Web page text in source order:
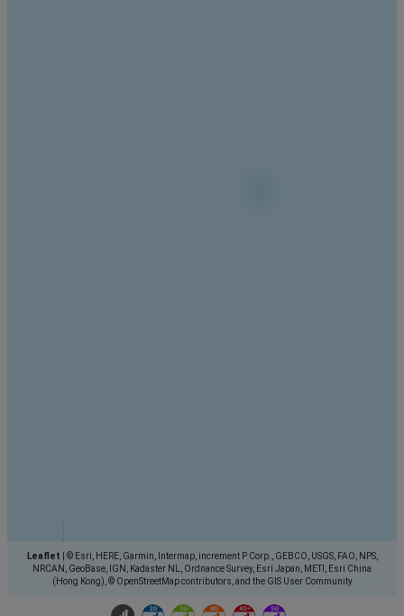
Leaflet
© Esri, HERE, Garmin, Intermap, increment P Corp., GEBCO, USGS, FAO, NPS,
NRCAN, GeoBase, IGN, Kadaster NL, Ordnance Survey, Esri Japan, METI, Esri China
(Hong Kong), © OpenStreetMap contributors, and the GIS User Community